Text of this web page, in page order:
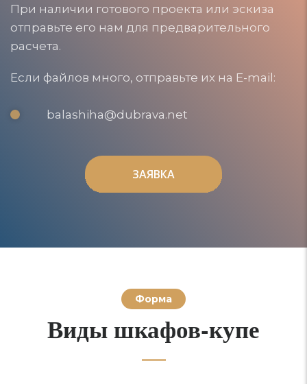
При наличии готового проекта или эскиза
отправьте его нам для предварительного
расчета.
Если файлов много, отправьте их на E-mail:
balashiha@dubrava.net
ЗАЯВКА
ЗАЯВКА
Форма
Виды шкафов-купе